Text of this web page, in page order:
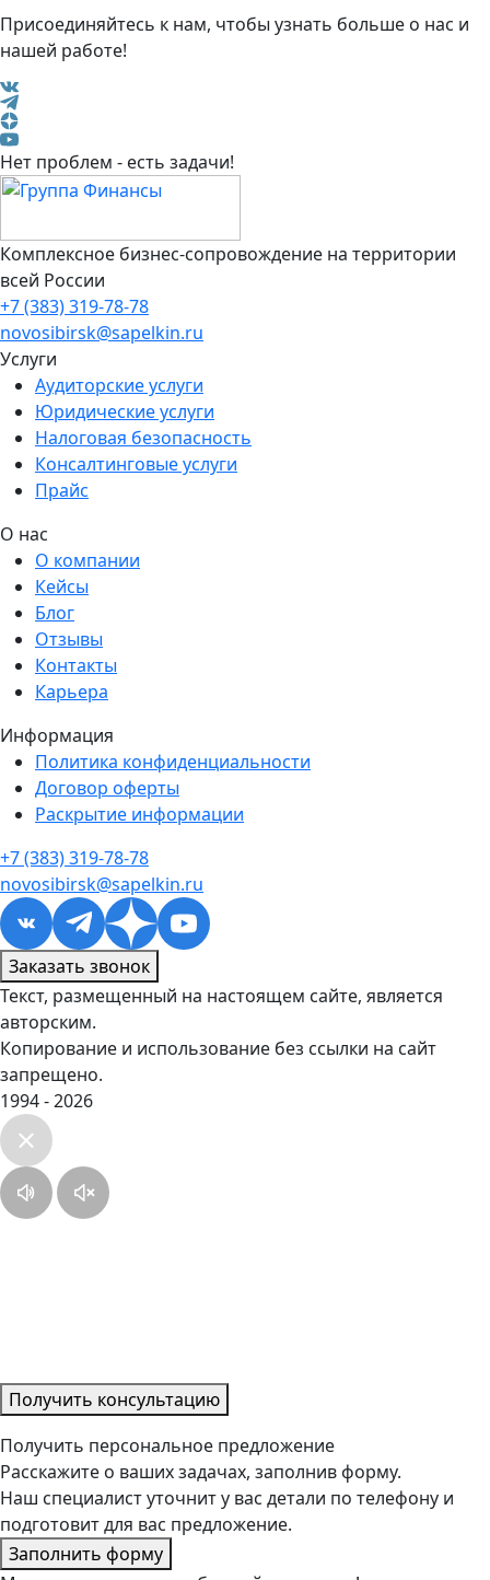
Присоединяйтесь к нам, чтобы узнать больше о нас и
нашей работе!
Нет проблем - есть задачи!
Комплексное бизнес-сопровождение на территории
всей России
+7 (383) 319-78-78
novosibirsk@sapelkin.ru
Услуги
Аудиторские услуги
Юридические услуги
Налоговая безопасность
Консалтинговые услуги
Прайс
О нас
О компании
Кейсы
Блог
Отзывы
Контакты
Карьера
Информация
Политика конфиденциальности
Договор оферты
Раскрытие информации
+7 (383) 319-78-78
novosibirsk@sapelkin.ru
Заказать звонок
Текст, размещенный на настоящем сайте, является
авторским.
Копирование и использование без ссылки на сайт
запрещено.
1994 - 2026
Получить консультацию
Получить персональное предложение
Расскажите о ваших задачах, заполнив форму.
Наш специалист уточнит у вас детали по телефону и
подготовит для вас предложение.
Заполнить форму